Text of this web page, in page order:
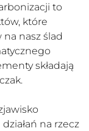
to
które
nasz ślad
składają
na rzecz